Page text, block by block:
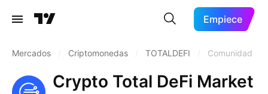
Empiece
Mercados Criptomonedas TOTALDEFI Comunidad
Crypto Total DeFi Market